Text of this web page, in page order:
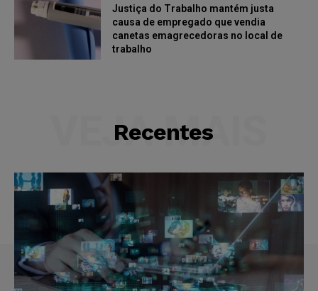
Justiça do Trabalho mantém justa
causa de empregado que vendia
canetas emagrecedoras no local de
trabalho
Recentes
VEJA MAIS